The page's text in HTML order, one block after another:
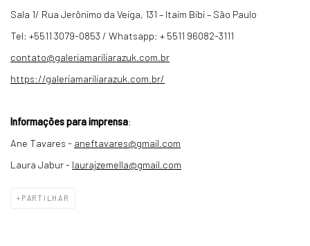
Sala 1/ Rua Jerônimo da Veiga, 131 – Itaim Bibi – São Paulo
Tel: +5511 3079-0853 / Whatsapp: + 5511 96082-3111
contato@galeriamariliarazuk.com.br
https://galeriamariliarazuk.com.br/
Informações para imprensa:
Ane Tavares - aneftavares@gmail.com
Laura Jabur - laurajzemella@gmail.com
PARTILHAR